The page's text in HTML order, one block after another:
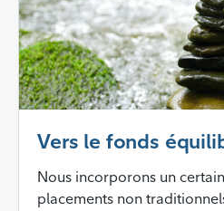
Vers le fonds
Nous incorporons un
placements non